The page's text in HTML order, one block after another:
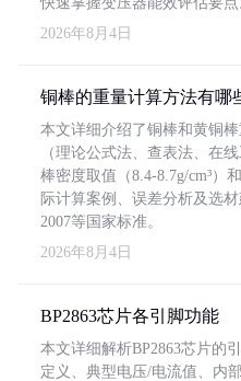
2026年8月4日
铜棒的重量计算方法有哪
本文详细介绍了铜棒和黄铜
（理论公式法、查表法、在
棒密度取值（8.4-8.7g/cm³）
际计算案例、误差分析及选
2007等国家标准。
2026年8月4日
BP2863芯片各引脚功能
本文详细解析BP2863芯片的
定义、典型电压/电流值、内